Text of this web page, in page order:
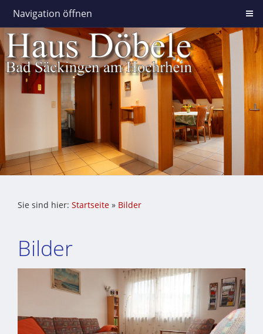
Navigation öffnen
Sie sind hier: Startseite » Bilder
Bilder